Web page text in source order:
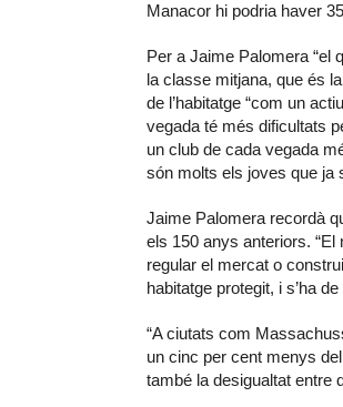
Manacor hi podria haver
Per a Jaime Palomera “el
la classe mitjana, que és
de l’habitatge “com un
vegada té més dificultats
un club de cada vegada
són molts els joves que ja
Jaime Palomera recordà
els 150 anys anteriors.
regular el mercat o
habitatge protegit, i s’ha
“A ciutats com
un cinc per cent menys
també la desigualtat entre